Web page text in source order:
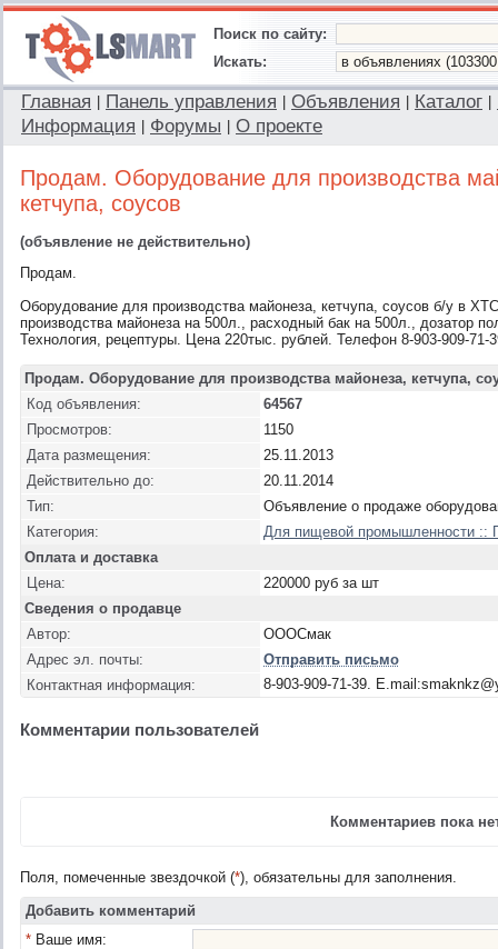
Поиск по сайту:
Искать:
Главная Панель управления Объявления Каталог
Информация
Форумы О проекте
Продам. Оборудование для производства
кетчупа, соусов
(объявление не действительно)
Продам.
Оборудование для производства майонеза, кетчупа, соусов б/у в
производства майонеза на 500л., расходный бак на 500л., дозатор
Технология, рецептуры. Цена 220тыс. рублей. Телефон 8-903-909-
Продам. Оборудование для производства майонеза, кетчупа,
Код объявления:
64567
Просмотров:
1150
Дата размещения:
25.11.2013
Действительно до:
20.11.2014
Тип:
Объявление о продаже
Категория:
Для пищевой промышленности ::
Оплата и доставка
Цена:
220000 руб за шт
Сведения о продавце
Автор:
ОООСмак
Адрес эл. почты:
Отправить письмо
Контактная информация:
8-903-909-71-39.
Комментарии пользователей
Комментариев пока
Поля, помеченные звездочкой (*), обязательны для заполнения.
Добавить комментарий
* Ваше имя: